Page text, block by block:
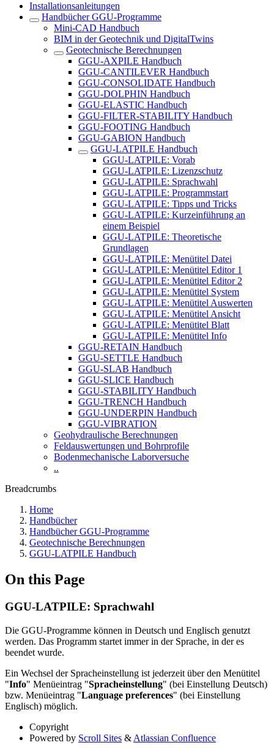
Installationsanleitungen
Handbücher GGU-Programme
Mini-CAD Handbuch
BIM in der Geotechnik und DigitalTwins
Geotechnische Berechnungen
GGU-AXPILE Handbuch
GGU-CANTILEVER Handbuch
GGU-CONSOLIDATE Handbuch
GGU-DOLPHIN Handbuch
GGU-ELASTIC Handbuch
GGU-FILTER-STABILITY Handbuch
GGU-FOOTING Handbuch
GGU-GABION Handbuch
GGU-LATPILE Handbuch
GGU-LATPILE: Vorab
GGU-LATPILE: Lizenzschutz
GGU-LATPILE: Sprachwahl
GGU-LATPILE: Programmstart
GGU-LATPILE: Tipps und Tricks
GGU-LATPILE: Kurzeinführung an
einem Beispiel
GGU-LATPILE: Theoretische
Grundlagen
GGU-LATPILE: Menütitel Datei
GGU-LATPILE: Menütitel Editor 1
GGU-LATPILE: Menütitel Editor 2
GGU-LATPILE: Menütitel System
GGU-LATPILE: Menütitel Auswerten
GGU-LATPILE: Menütitel Ansicht
GGU-LATPILE: Menütitel Blatt
GGU-LATPILE: Menütitel Info
GGU-RETAIN Handbuch
GGU-SETTLE Handbuch
GGU-SLAB Handbuch
GGU-SLICE Handbuch
GGU-STABILITY Handbuch
GGU-TRENCH Handbuch
GGU-UNDERPIN Handbuch
GGU-VIBRATION
Geohydraulische Berechnungen
Feldauswertungen und Bohrprofile
Bodenmechanische Laborversuche
..
Breadcrumbs
Home
Handbücher
Handbücher GGU-Programme
Geotechnische Berechnungen
GGU-LATPILE Handbuch
On this Page
GGU-LATPILE: Sprachwahl
Die GGU-Programme können in Deutsch und Englisch genutzt
werden. Das Programm startet immer in der Sprache, in der es
beendet wurde.
Ein Wechsel der Spracheinstellung ist jederzeit über den Menütitel
"Info" Menüeintrag "Spracheinstellung" (bei Einstellung Deutsch)
bzw. Menüeintrag "Language preferences" (bei Einstellung
Englisch) möglich.
Copyright
Powered by Scroll Sites & Atlassian Confluence